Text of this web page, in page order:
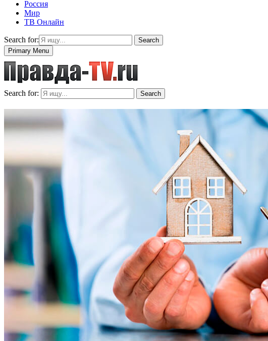
Россия
Мир
ТВ Онлайн
Search for:
Search
Primary Menu
Search for: Search